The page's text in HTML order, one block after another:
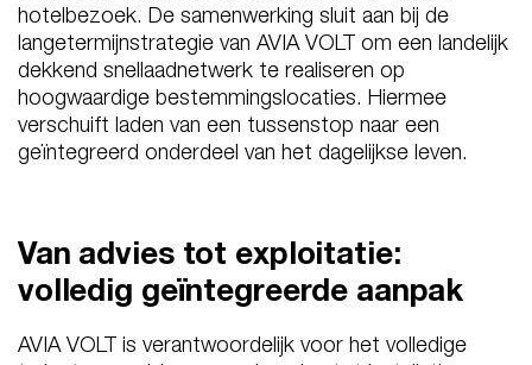
hotelbezoek. De samenwerking sluit aan bij de
langetermijnstrategie van AVIA VOLT om een landelijk
dekkend snellaadnetwerk te realiseren op
hoogwaardige bestemmingslocaties. Hiermee
verschuift laden van een tussenstop naar een
geïntegreerd onderdeel van het dagelijkse leven.
Van advies tot exploitatie:
volledig geïntegreerde aanpak
AVIA VOLT is verantwoordelijk voor het volledige